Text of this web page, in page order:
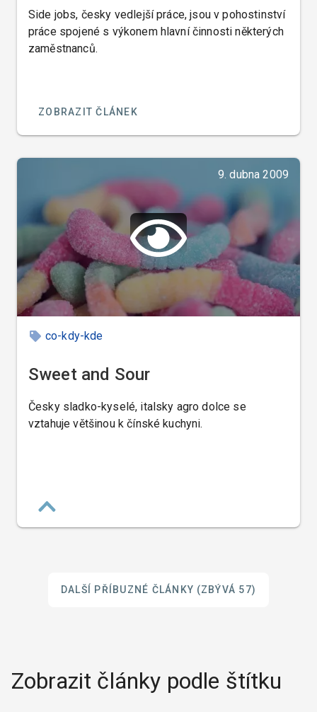
Side jobs, česky vedlejší práce, jsou v pohostinství
práce spojené s výkonem hlavní činnosti některých
zaměstnanců.
ZOBRAZIT ČLÁNEK
9. dubna 2009
co-kdy-kde
Sweet and Sour
Česky sladko-kyselé, italsky agro dolce se
vztahuje většinou k čínské kuchyni.
DALŠÍ PŘÍBUZNÉ ČLÁNKY (ZBÝVÁ 57)
Zobrazit články podle štítku